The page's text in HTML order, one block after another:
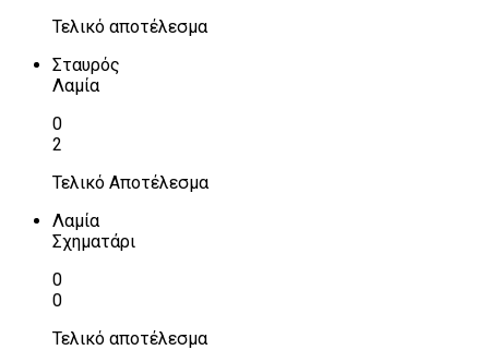
Τελικό αποτέλεσμα
Σταυρός
Λαμία
0
2
Τελικό Αποτέλεσμα
Λαμία
Σχηματάρι
0
0
Τελικό αποτέλεσμα